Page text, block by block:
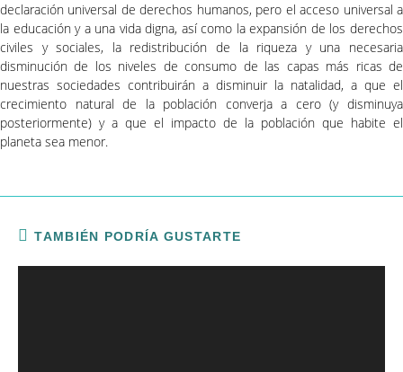
declaración universal de derechos humanos, pero el acceso universal a
la educación y a una vida digna, así como la expansión de los derechos
civiles y sociales, la redistribución de la riqueza y una necesaria
disminución de los niveles de consumo de las capas más ricas de
nuestras sociedades contribuirán a disminuir la natalidad, a que el
crecimiento natural de la población converja a cero (y disminuya
posteriormente) y a que el impacto de la población que habite el
planeta sea menor.
TAMBIÉN PODRÍA GUSTARTE